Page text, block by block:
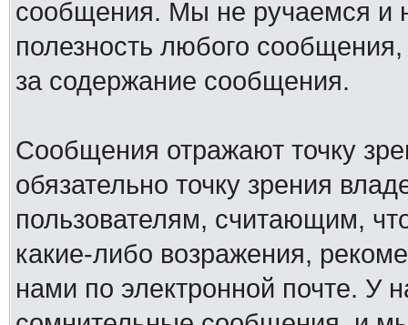
сообщения. Мы не ручаемся и
полезность любого
за содержание сообщения.
Сообщения отражают точку
обязательно точку зрения
пользователям, считающим,
какие-либо возражения,
нами по электронной почте. У